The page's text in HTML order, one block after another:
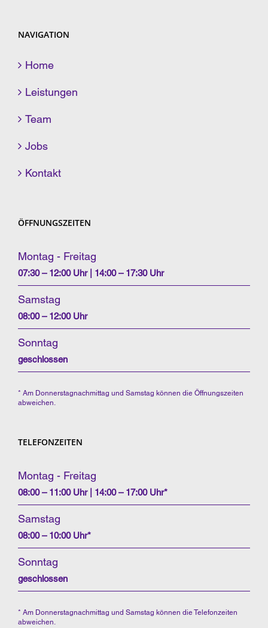
NAVIGATION
Home
Leistungen
Team
Jobs
Kontakt
ÖFFNUNGSZEITEN
Montag - Freitag
07:30 – 12:00 Uhr | 14:00 – 17:30 Uhr
Samstag
08:00 – 12:00 Uhr
Sonntag
geschlossen
* Am Donnerstagnachmittag und Samstag können die Öffnungszeiten
abweichen.
TELEFONZEITEN
Montag - Freitag
08:00 – 11:00 Uhr | 14:00 – 17:00 Uhr*
Samstag
08:00 – 10:00 Uhr*
Sonntag
geschlossen
* Am Donnerstagnachmittag und Samstag können die Telefonzeiten
abweichen.